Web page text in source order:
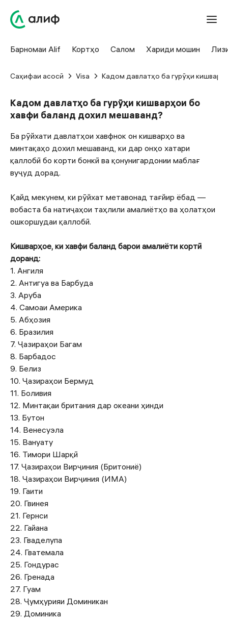
Барномаи Alif Кортҳо Салом Хариди мошин
Саҳифаи асосӣ Visa Кадом давлатҳо ба гурӯҳи
Кадом давлатҳо ба гурӯҳи кишварҳои бо
хавфи баланд дохил мешаванд?
Ба рӯйхати давлатҳои хавфнок он кишварҳо ва
минтақаҳо дохил мешаванд, ки дар онҳо хатари
қаллобӣ бо корти бонкӣ ва қонунигардонии маблағ
вуҷуд дорад.
Қайд мекунем, ки рӯйхат метавонад тағйир ёбад —
вобаста ба натиҷаҳои таҳлили амалиётҳо ва ҳолатҳои
ошкоршудаи қаллобӣ.
Кишварҳое, ки хавфи баланд барои амалиёти кортӣ
доранд:
1. Ангиля
2. Антигуа ва Барбуда
3. Аруба
4. Самоаи Америка
5. Абҳозия
6. Бразилия
7. Ҷазираҳои Багам
8. Барбадос
9. Белиз
10. Ҷазираҳои Бермуд
11. Боливия
12. Минтақаи британия дар океани ҳинди
13. Бутон
14. Венесуэла
15. Вануату
16. Тимори Шарқӣ
17. Ҷазираҳои Вирҷиния (Бритониё)
18. Ҷазираҳои Вирҷиния (ИМА)
19. Гаити
20. Гвинея
21. Гернси
22. Гайана
23. Гваделупа
24. Гватемала
25. Гондурас
26. Гренада
27. Гуам
28. Ҷумҳурияи Доминикан
29. Доминика